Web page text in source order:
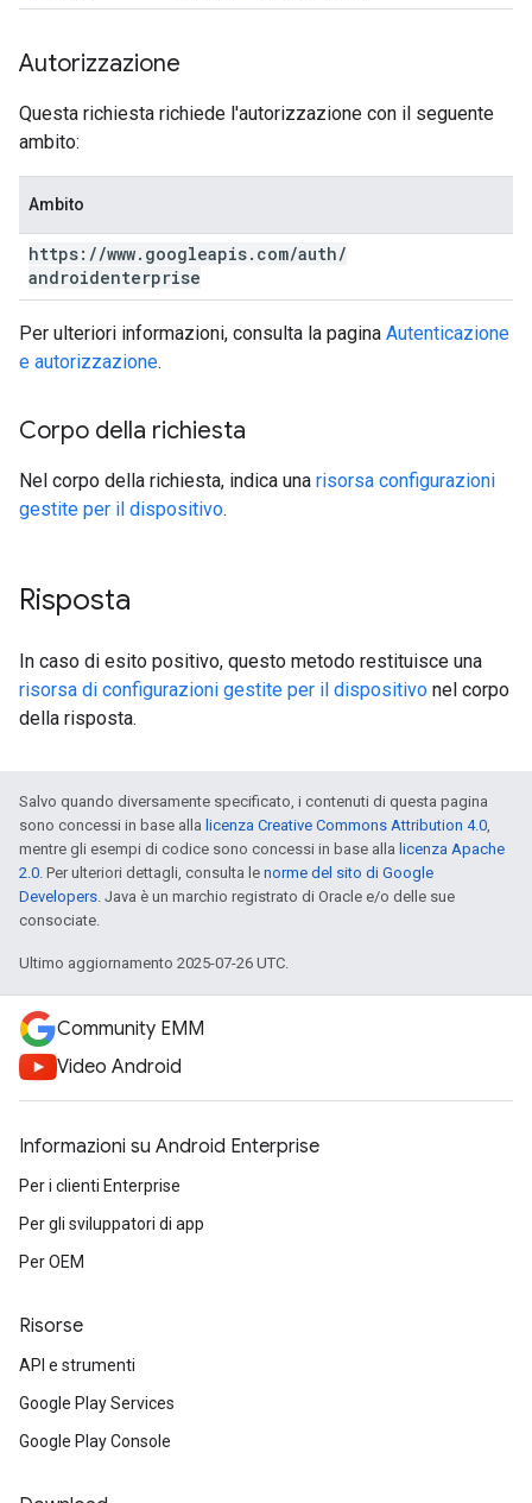
Autorizzazione
Questa richiesta richiede l'autorizzazione con il seguente
ambito:
Ambito
https: //www. googleapis. com/auth/
androidenterprise
Per ulteriori informazioni, consulta la pagina Autenticazione
e autorizzazione.
Corpo della richiesta
Nel corpo della richiesta, indica una risorsa configurazioni
gestite per il dispositivo.
Risposta
In caso di esito positivo, questo metodo restituisce una
risorsa di configurazioni gestite per il dispositivo nel corpo
della risposta.
Salvo quando diversamente specificato, i contenuti di questa pagina
sono concessi in base alla licenza Creative Commons Attribution 4.0,
mentre gli esempi di codice sono concessi in base alla licenza Apache
2.0. Per ulteriori dettagli, consulta le norme del sito di Google
Developers. Java è un marchio registrato di Oracle e/o delle sue
consociate.
Ultimo aggiornamento 2025-07-26 UTC.
Community EMM
Video Android
Informazioni su Android Enterprise
Per i clienti Enterprise
Per gli sviluppatori di app
Per OEM
Risorse
API e strumenti
Google Play Services
Google Play Console